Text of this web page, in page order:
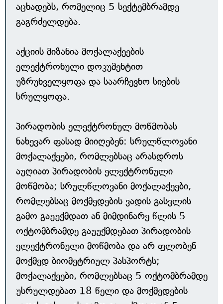
აცხადებს, რომელიც 5 სექტემბრამდე
გაგრძელდება.
აქციის მიზანია მოქალაქეების
ელექტრონული დოკუმენტით
უზრუნველყოფა და საარჩევნო სიების
სრულყოფა.
პირადობის ელექტრონულ მოწმობას
ნახევარ ფასად მიიღებენ: სრულწლოვანი
მოქალაქეები, რომლებსაც არასდროს
აუღიათ პირადობის ელექტრონული
მოწმობა; სრულწლოვანი მოქალაქეები,
რომლებსაც მოქმედების ვადის გასვლის
გამო გაუუქმდათ ან მიმდინარე წლის 5
ოქტომბრამდე გაუუქმდებათ პირადობის
ელექტრონული მოწმობა და არ ფლობენ
მოქმედ ბიომეტრიულ პასპორტს;
მოქალაქეები, რომლებსაც 5 ოქტომბრამდე
უსრულდებათ 18 წელი და მოქმედების